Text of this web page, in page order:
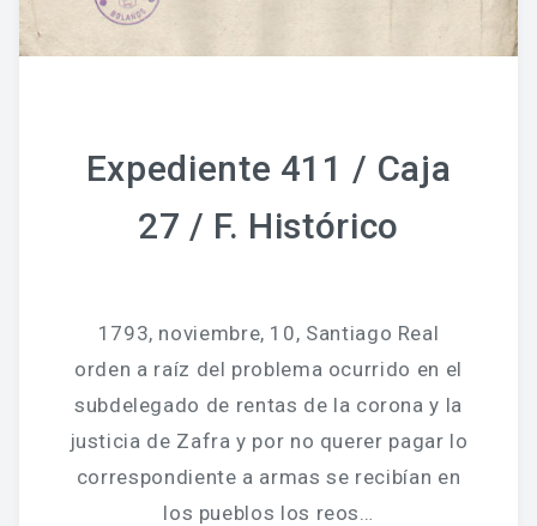
Expediente 411 / Caja
27 / F. Histórico
1793, noviembre, 10, Santiago Real
orden a raíz del problema ocurrido en el
subdelegado de rentas de la corona y la
justicia de Zafra y por no querer pagar lo
correspondiente a armas se recibían en
los pueblos los reos…